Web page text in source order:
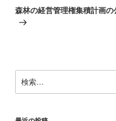
ゲ
ー
の
森林の経営管理権集積計画
索: